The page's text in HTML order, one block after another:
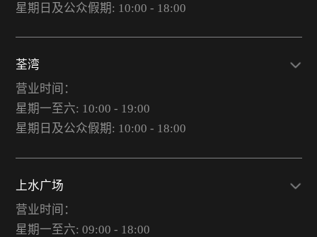
星期日及公众假期: 10:00 - 18:00
荃湾
营业时间：
星期一至六: 10:00 - 19:00
星期日及公众假期: 10:00 - 18:00
上水广场
营业时间：
星期一至六: 09:00 - 18:00